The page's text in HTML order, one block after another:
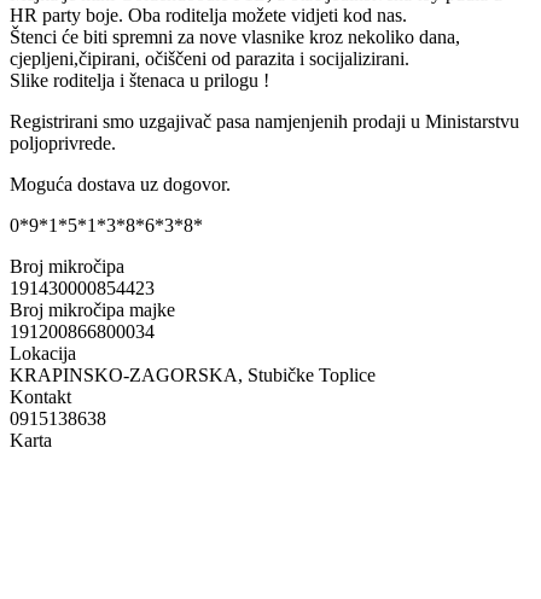
HR party boje. Oba roditelja možete vidjeti kod nas.
Štenci će biti spremni za nove vlasnike kroz nekoliko dana,
cjepljeni,čipirani, očiščeni od parazita i socijalizirani.
Slike roditelja i štenaca u prilogu !
Registrirani smo uzgajivač pasa namjenjenih prodaji u Ministarstvu
poljoprivrede.
Moguća dostava uz dogovor.
0*9*1*5*1*3*8*6*3*8*
Broj mikročipa
191430000854423
Broj mikročipa majke
191200866800034
Lokacija
KRAPINSKO-ZAGORSKA, Stubičke Toplice
Kontakt
0915138638
Karta